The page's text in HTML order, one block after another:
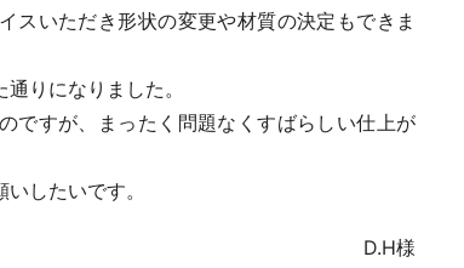
スいただき形状の変更や材質の決定もできま
りになりました。
ですが、まったく問題なくすばらしい仕上が
したいです。
D.H様